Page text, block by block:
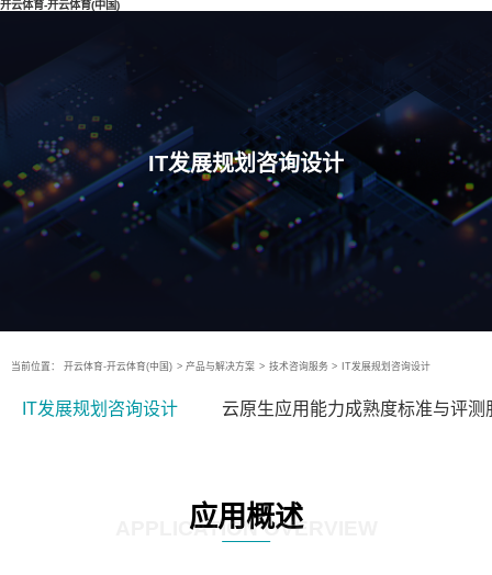
开云体育-开云体育(中国)
IT发展规划咨询设计
当前位置： 开云体育-开云体育(中国) > 产品与解决方案 > 技术咨询服务 > IT发展规划咨询设计
IT发展规划咨询设计 云原生应用能力成熟度标准与评测
应用概述
APPLICATION OVERVIEW